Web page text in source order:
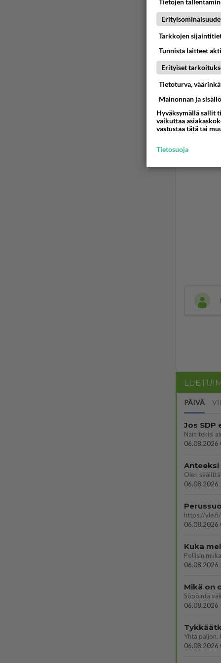
PÄIVÄ
Jos
06.08.2026
06.08.2026
06.08.2026
Kuka
06.08.2026
Mikä on
Söpöintä
06.08.2026
06.08.2026
Tietojen
Tarkkojen
Tunnista laitteet
Erityiset
Tietoturva,
Mainonnan ja
Hyväksymällä sallit
vaikuttaa
vastustaa tätä tai
Tietosuoja